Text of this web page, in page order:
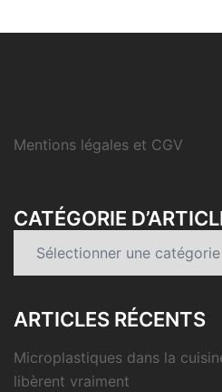
Mentions légales et CGV
CATÉGORIE
d’articles
ARTICLES RÉCENTS
Microplastiques dans la
libèrent vraiment